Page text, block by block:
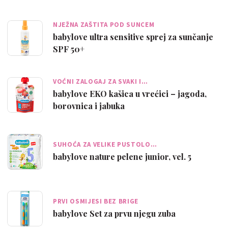
NJEŽNA ZAŠTITA POD SUNCEM
babylove ultra sensitive sprej za sunčanje
SPF 50+
VOĆNI ZALOGAJ ZA SVAKI I…
babylove EKO kašica u vrećici – jagoda,
borovnica i jabuka
SUHOĆA ZA VELIKE PUSTOLO…
babylove nature pelene junior, vel. 5
PRVI OSMIJESI BEZ BRIGE
babylove Set za prvu njegu zuba